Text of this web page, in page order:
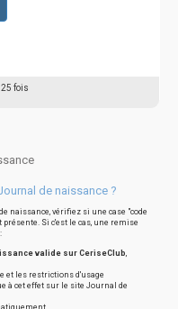
25 fois
de naissance ?
naissance, vérifiez si une case "code
présente. Si c'est le cas, une remise
valide sur CeriseClub,
et les restrictions d'usage
à cet effet sur le site Journal de